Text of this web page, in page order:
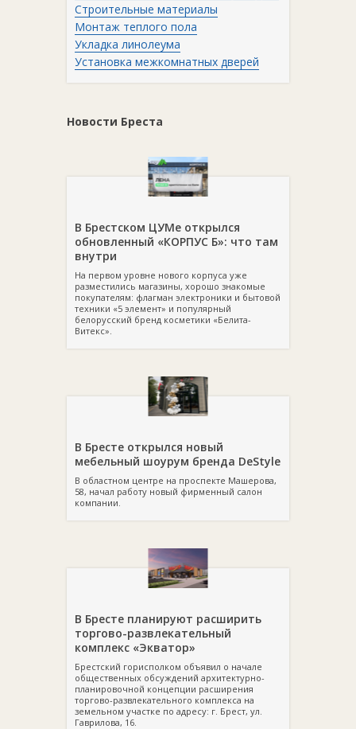
Строительные материалы
Монтаж теплого пола
Укладка линолеума
Установка межкомнатных дверей
Новости Бреста
В Брестском ЦУМе открылся
обновленный «КОРПУС Б»: что там
внутри
На первом уровне нового корпуса уже
разместились магазины, хорошо знакомые
покупателям: флагман электроники и бытовой
техники «5 элемент» и популярный
белорусский бренд косметики «Белита-
Витекс».
В Бресте открылся новый
мебельный шоурум бренда DeStyle
В областном центре на проспекте Машерова,
58, начал работу новый фирменный салон
компании.
В Бресте планируют расширить
торгово-развлекательный
комплекс «Экватор»
Брестский горисполком объявил о начале
общественных обсуждений архитектурно-
планировочной концепции расширения
торгово-развлекательного комплекса на
земельном участке по адресу: г. Брест, ул.
Гаврилова, 16.